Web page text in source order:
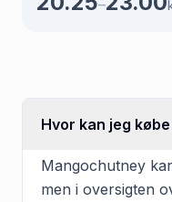
–
Hvor kan jeg
Mangochutney
men i oversigten